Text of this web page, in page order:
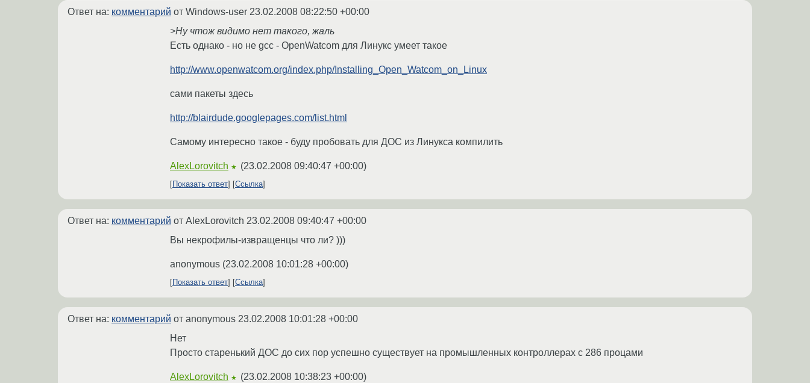
Ответ на: комментарий от Windows-user 23.02.2008 08:22:50 +00:00
>Ну чтож видимо нет такого, жаль
Есть однако - но не gcc - OpenWatcom для Линукс умеет такое
http://www.openwatcom.org/index.php/Installing_Open_Watcom_on_Linux
сами пакеты здесь
http://blairdude.googlepages.com/list.html
Самому интересно такое - буду пробовать для ДОС из Линукса компилить
AlexLorovitch ★ (23.02.2008 09:40:47 +00:00)
Показать ответ Ссылка
Ответ на: комментарий от AlexLorovitch 23.02.2008 09:40:47 +00:00
Вы некрофилы-извращенцы что ли? )))
anonymous (23.02.2008 10:01:28 +00:00)
Показать ответ Ссылка
Ответ на: комментарий от anonymous 23.02.2008 10:01:28 +00:00
Нет
Просто старенький ДОС до сих пор успешно существует на промышленных контроллерах с 286 процами
AlexLorovitch ★ (23.02.2008 10:38:23 +00:00)